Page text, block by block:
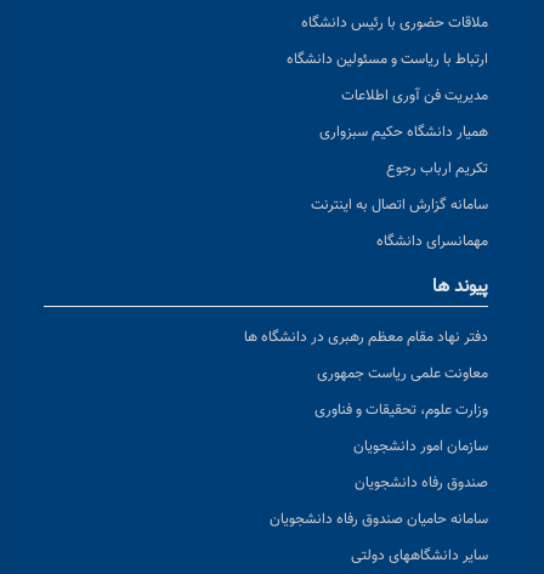
ملاقات حضوری با رئیس دانشگاه
ارتباط با ریاست و مسئولین دانشگاه
مدیریت فن آوری اطلاعات
همیار دانشگاه حکیم سبزواری
تکریم ارباب رجوع
سامانه گزارش اتصال به اینترنت
مهمانسرای دانشگاه
پیوند ها
دفتر نهاد مقام معظم رهبری در دانشگاه ها
معاونت علمی ریاست جمهوری
وزارت علوم، تحقیقات و فناوری
سازمان امور دانشجویان
صندوق رفاه دانشجویان
سامانه حامیان صندوق رفاه دانشجویان
سایر دانشگاههای دولتی